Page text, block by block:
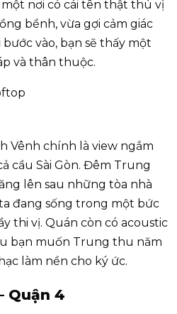
nơi có cái tên thật thú vị
bềnh, vừa gợi cảm giác
vào, bạn sẽ thấy một
và thân thuộc.
Vênh chính là view ngắm
cầu Sài Gòn. Đêm Trung
lên sau những tòa nhà
đang sống trong một bức
thi vị. Quán còn có acoustic
bạn muốn Trung thu năm
làm nền cho ký ức.
Quận 4